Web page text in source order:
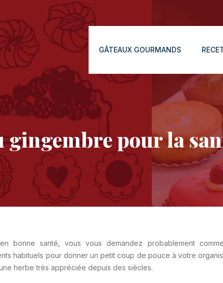
GÂTEAUX GOURMANDS
gingembre pour la
bonne santé, vous vous demandez probablement
habituels pour donner un petit coup de pouce à votre
herbe très appréciée depuis des siècles.